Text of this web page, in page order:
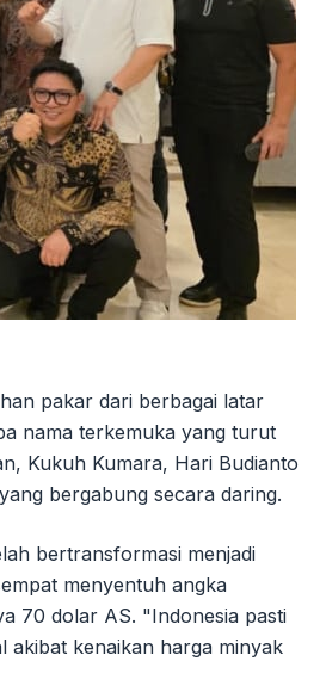
pakar dari berbagai latar
nama terkemuka yang turut
Kukuh Kumara, Hari Budianto
bergabung secara daring.
bertransformasi menjadi
menyentuh angka
70 dolar AS. "Indonesia pasti
akibat kenaikan harga minyak